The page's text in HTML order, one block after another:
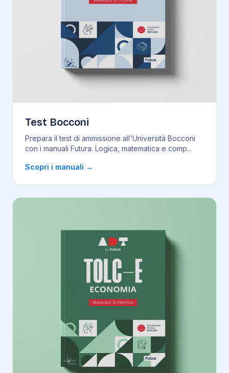
Test Bocconi
Prepara il test di ammissione all'Università Bocconi
con i manuali Futura. Logica, matematica e comp...
Scopri i manuali →